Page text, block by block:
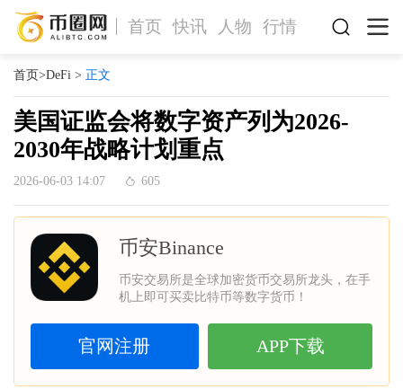
首页 快讯 人物 行情
首页>DeFi > 正文
美国证监会将数字资产列为2026-
2030年战略计划重点
2026-06-03 14:07 605
币安Binance
币安交易所是全球加密货币交易所龙头，在手
机上即可买卖比特币等数字货币！
官网注册 APP下载